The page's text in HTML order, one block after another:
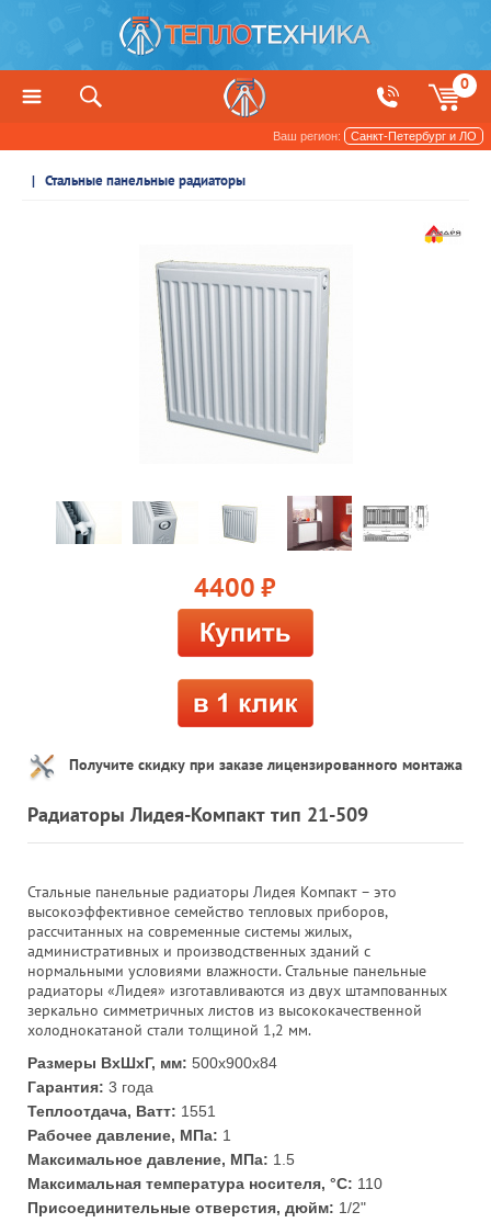
0
Ваш регион: Санкт-Петербург и ЛО
Радиаторы отопления и обогреватели
Стальные панельные радиаторы
4400 руб.
Получите скидку при заказе лицензированного монтажа
Радиаторы Лидея-Компакт тип 21-509
Стальные панельные радиаторы Лидея Компакт – это
высокоэффективное семейство тепловых приборов,
рассчитанных на современные системы жилых,
административных и производственных зданий с
нормальными условиями влажности. Стальные панельные
радиаторы «Лидея» изготавливаются из двух штампованных
зеркально симметричных листов из высококачественной
холоднокатаной стали толщиной 1,2 мм.
Размеры ВхШхГ, мм: 500x900x84
Гарантия: 3 года
Теплоотдача, Ватт: 1551
Рабочее давление, МПа: 1
Максимальное давление, МПа: 1.5
Максимальная температура носителя, °С: 110
Присоединительные отверстия, дюйм: 1/2"